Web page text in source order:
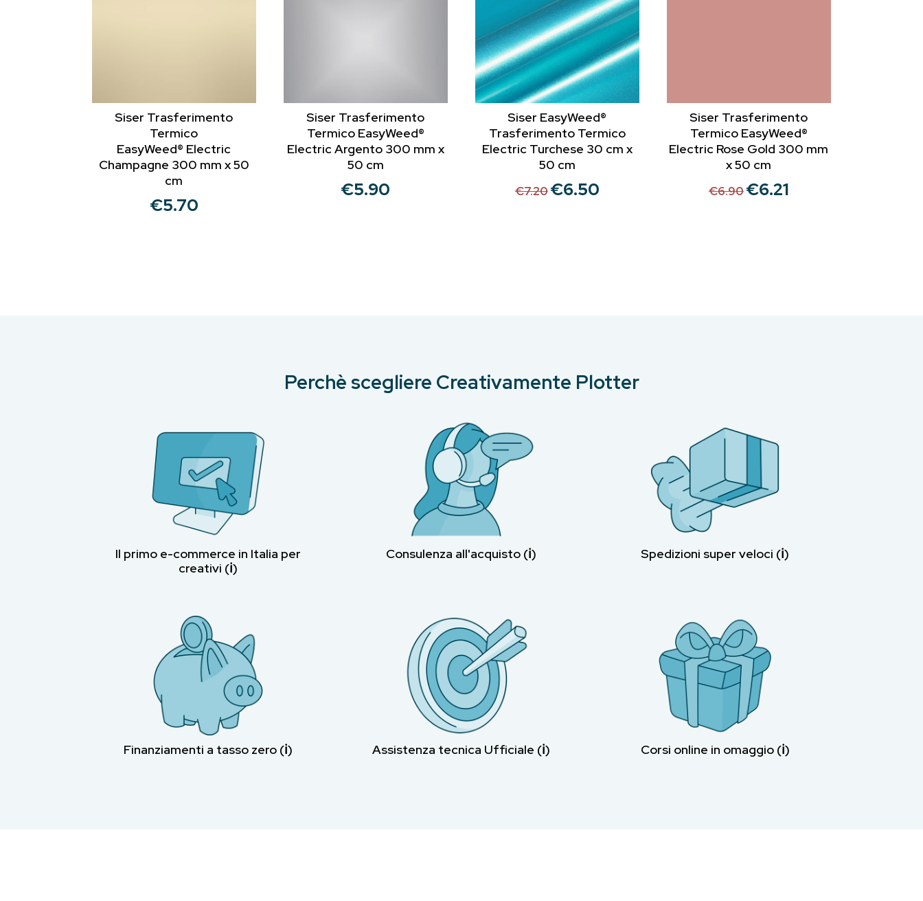
Siser Trasferimento
Termico
EasyWeed® Electric
Champagne 300 mm x 50
cm
€5.70
Siser Trasferimento
Termico EasyWeed®
Electric Argento 300 mm x
50 cm
€5.90
Siser EasyWeed®
Trasferimento Termico
Electric Turchese 30 cm x
50 cm
€7.20 Il
€6.50Il
Siser Trasferimento
Termico EasyWeed®
Electric Rose Gold 300 mm
x 50 cm
€6.90 Il
€6.21Il
Perchè scegliere Creativamente Plotter
Il primo e-commerce in Italia per
creativi (ℹ︎)
Consulenza all'acquisto (ℹ︎) Spedizioni super veloci (ℹ︎)
Finanziamenti a tasso zero (ℹ︎) Assistenza tecnica Ufficiale (ℹ︎) Corsi online in omaggio (ℹ︎)